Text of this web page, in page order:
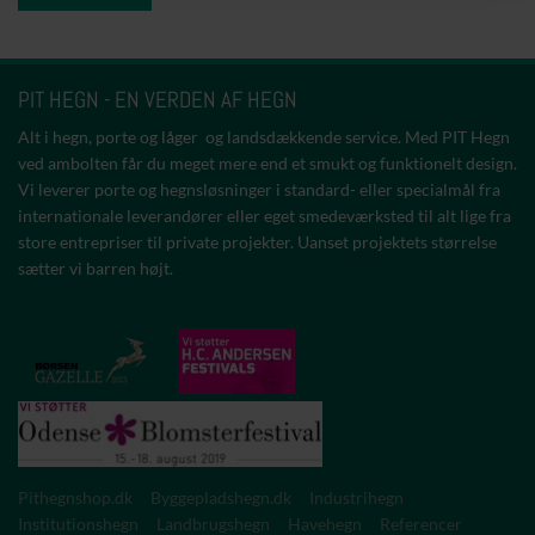
PIT HEGN - EN VERDEN AF HEGN
Alt i hegn, porte og låger og landsdækkende service. Med PIT Hegn
ved ambolten får du meget mere end et smukt og funktionelt design.
Vi leverer porte og hegnsløsninger i standard- eller specialmål fra
internationale leverandører eller eget smedeværksted til alt lige fra
store entrepriser til private projekter. Uanset projektets størrelse
sætter vi barren højt.
Pithegnshop.dk Byggepladshegn.dk
Industrihegn
Institutionshegn
Landbrugshegn Havehegn Referencer